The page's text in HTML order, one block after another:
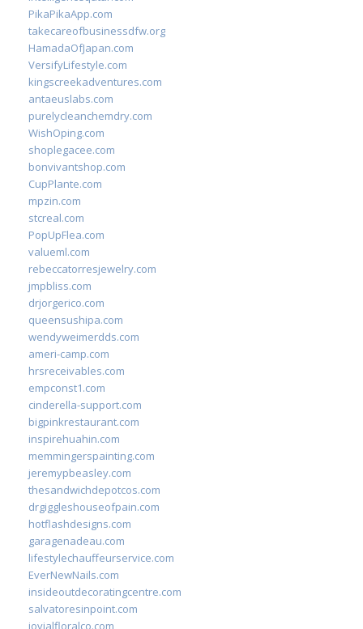
PikaPikaApp.com
takecareofbusinessdfw.org
HamadaOfJapan.com
VersifyLifestyle.com
kingscreekadventures.com
antaeuslabs.com
purelycleanchemdry.com
WishOping.com
shoplegacee.com
bonvivantshop.com
CupPlante.com
mpzin.com
stcreal.com
PopUpFlea.com
valueml.com
rebeccatorresjewelry.com
jmpbliss.com
drjorgerico.com
queensushipa.com
wendyweimerdds.com
ameri-camp.com
hrsreceivables.com
empconst1.com
cinderella-support.com
bigpinkrestaurant.com
inspirehuahin.com
memmingerspainting.com
jeremypbeasley.com
thesandwichdepotcos.com
drgiggleshouseofpain.com
hotflashdesigns.com
garagenadeau.com
lifestylechauffeurservice.com
EverNewNails.com
insideoutdecoratingcentre.com
salvatoresinpoint.com
jovialfloralco.com